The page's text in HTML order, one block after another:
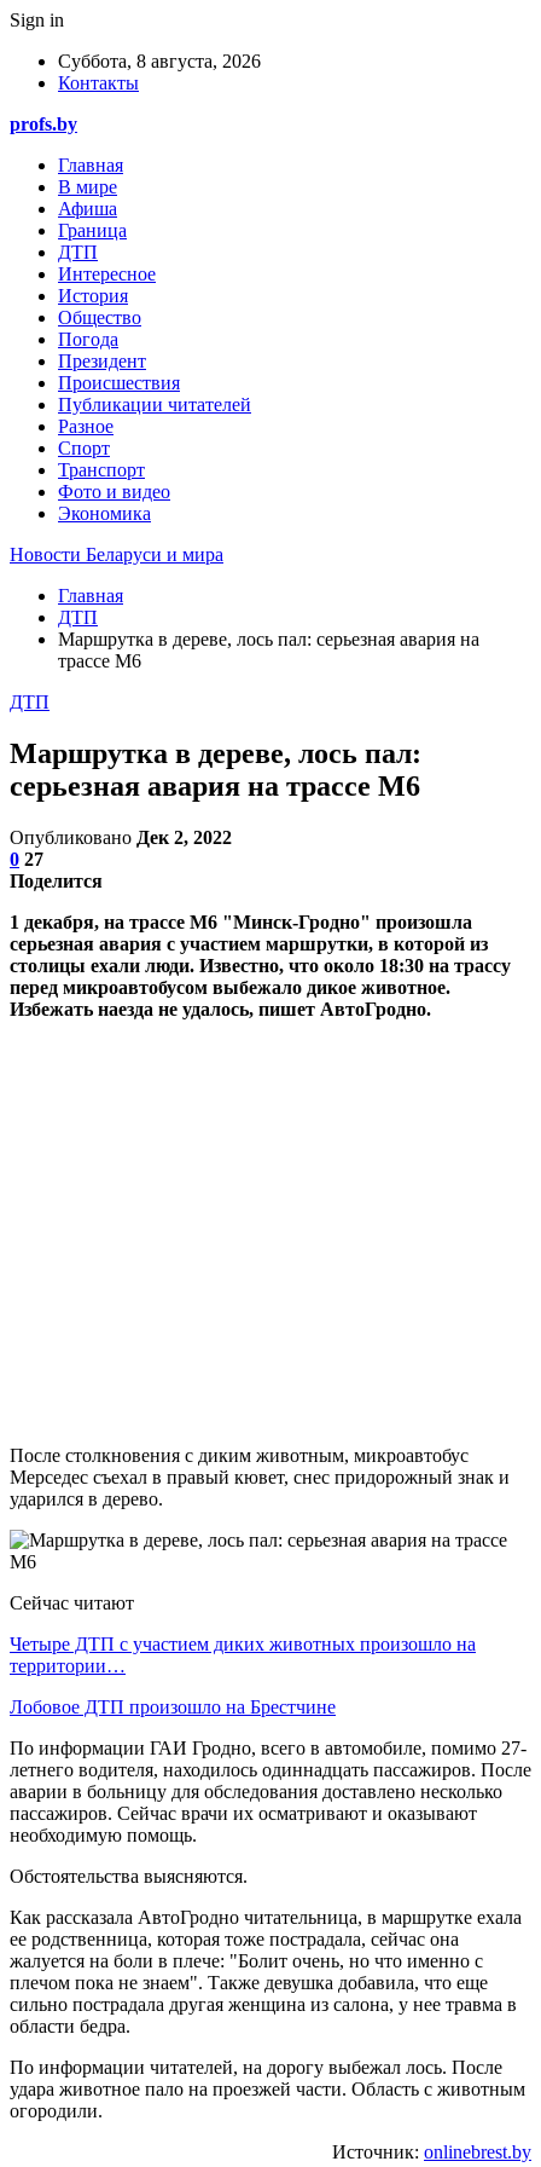
Sign in
Суббота, 8 августа, 2026
Контакты
profs.by
Главная
В мире
Афиша
Граница
ДТП
Интересное
История
Общество
Погода
Президент
Происшествия
Публикации читателей
Разное
Спорт
Транспорт
Фото и видео
Экономика
Новости Беларуси и мира
Главная
ДТП
Маршрутка в дереве, лось пал: серьезная авария на
трассе М6
ДТП
Маршрутка в дереве, лось пал:
серьезная авария на трассе М6
Опубликовано Дек 2, 2022
0 27
Поделится
1 декабря, на трассе М6 "Минск-Гродно" произошла
серьезная авария с участием маршрутки, в которой из
столицы ехали люди. Известно, что около 18:30 на трассу
перед микроавтобусом выбежало дикое животное.
Избежать наезда не удалось, пишет АвтоГродно.
После столкновения с диким животным, микроавтобус
Мерседес съехал в правый кювет, снес придорожный знак и
ударился в дерево.
Сейчас читают
Четыре ДТП с участием диких животных произошло на
территории…
Лобовое ДТП произошло на Брестчине
По информации ГАИ Гродно, всего в автомобиле, помимо 27-
летнего водителя, находилось одиннадцать пассажиров. После
аварии в больницу для обследования доставлено несколько
пассажиров. Сейчас врачи их осматривают и оказывают
необходимую помощь.
Обстоятельства выясняются.
Как рассказала АвтоГродно читательница, в маршрутке ехала
ее родственница, которая тоже пострадала, сейчас она
жалуется на боли в плече: "Болит очень, но что именно с
плечом пока не знаем". Также девушка добавила, что еще
сильно пострадала другая женщина из салона, у нее травма в
области бедра.
По информации читателей, на дорогу выбежал лось. После
удара животное пало на проезжей части. Область с животным
огородили.
Источник: onlinebrest.by